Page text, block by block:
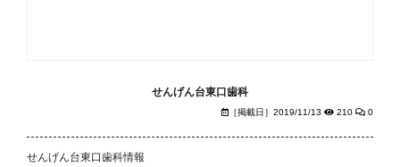
せんげん台東口歯科
［掲載日］2019/11/13 210 0
せんげん台東口歯科情報